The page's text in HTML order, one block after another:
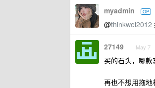
myadmin OP
@thinkwei2012
27149 May 7
买的石头，哪款
再也不想用拖地